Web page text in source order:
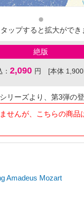
ップすると拡大ができ
絶版
2,090 円 [本体 1,900
リーズより、第3弾の
せんが、こちらの商品
Amadeus Mozart